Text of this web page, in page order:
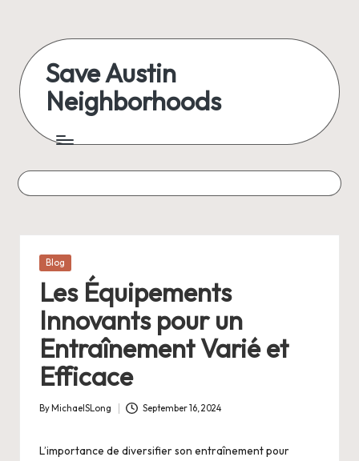
content
Save Austin
Neighborhoods
Austin
everything
Posted
Blog
Les Équipements
Innovants pour un
Entraînement Varié et
Efficace
Posted
By MichaelSLong September 16, 2024
L’importance de diversifier son entraînement pour